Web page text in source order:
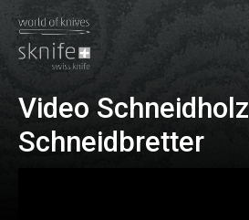
Video Schneidholz
Schneidbretter